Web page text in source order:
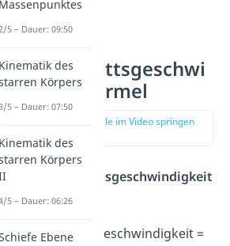
Durchschnittsgeschwi
ndigkeit Formel
zur Stelle im Video springen
Die
Durchschnittsgeschwindigkeit
Formellautet:
Durchschnittsgeschwindigkeit =
Massenpunktes
5 – Dauer: 09:50
Kinematik des
Körpers
5 – Dauer: 07:50
Kinematik des
Körpers
5 – Dauer: 06:26
Ebene